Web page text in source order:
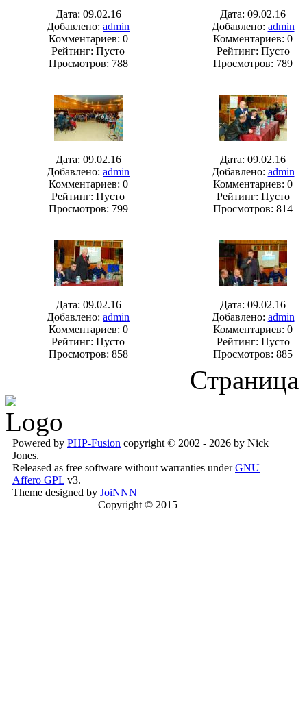
Дата: 09.02.16
Добавлено: admin
Комментариев: 0
Рейтинг: Пусто
Просмотров: 788
Дата: 09.02.16
Добавлено: admin
Комментариев: 0
Рейтинг: Пусто
Просмотров: 789
Дата: 09.02.16
Добавлено: admin
Комментариев: 0
Рейтинг: Пусто
Просмотров: 799
Дата: 09.02.16
Добавлено: admin
Комментариев: 0
Рейтинг: Пусто
Просмотров: 814
Дата: 09.02.16
Добавлено: admin
Комментариев: 0
Рейтинг: Пусто
Просмотров: 858
Дата: 09.02.16
Добавлено: admin
Комментариев: 0
Рейтинг: Пусто
Просмотров: 885
Powered by PHP-Fusion copyright © 2002 - 2026 by Nick
Jones.
Released as free software without warranties underGNU
Affero GPL v3.
Theme designed by JoiNNN
Copyright © 2015